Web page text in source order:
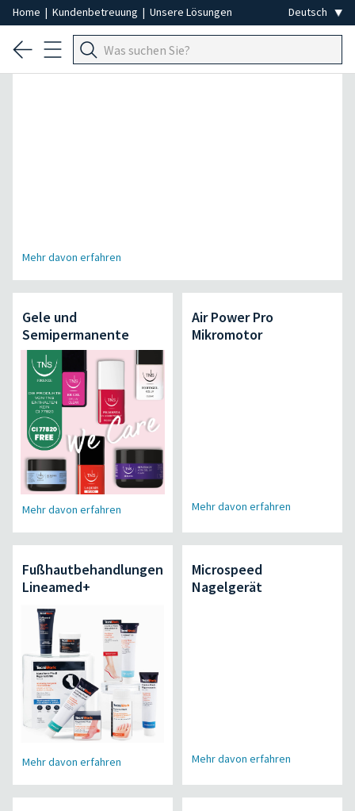
Home | Kundenbetreuung | Unsere Lösungen
Spezial Professionelle Haarentfernung
Mehr davon erfahren
Gele und
Semipermanente
Mehr davon erfahren
Air Power Pro
Mikromotor
Mehr davon erfahren
Fußhautbehandlungen
Lineamed+
Mehr davon erfahren
Microspeed
Nagelgerät
Mehr davon erfahren